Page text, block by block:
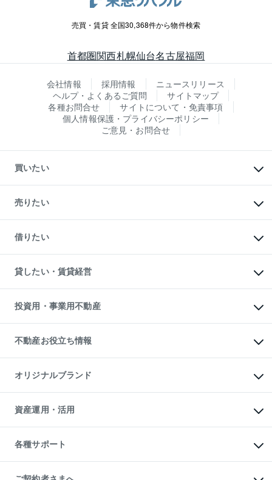
売買・賃貸 全国30,368件から物件検索
首都圏関西札幌仙台名古屋福岡
会社情報 採用情報
ニュースリリース
ヘルプ・よくあるご質問
サイトマップ
各種お問合せ
サイトについて・免責事項
個人情報保護・プライバシーポリシー
ご意見・お問合せ
買いたい
新築・分譲マンションの購入
中古マンションの購入
一戸建ての購入
中古一戸建ての購入
不動産購入の流れ
注目キーワード物件特集
購入ガイド
English 繁体中文簡体中文
売りたい
一戸建ての売却・査定
土地の売却・査定
スピードAI査定
不動産査定について
不動産売却の流れ
不動産買換えの流れ
売却ガイド
借りたい
オフィス・店舗の賃貸
借りるときの流れ
借りるガイド
貸したい・賃貸経営
マンション賃料データ
賃貸管理プラン
リロケーションについて
貸すガイド
投資用・事業用不動産
事業用不動産
マンション投資
投資用マンション
アパート経営
収益物件
ビル購入（ビル一棟）
投資用不動産の売却査定
事業用不動産の売却査定
不動産お役立ち情報
マンションライブラリー
人気マンションランキング
暮らしに役立つ不動産メディア
不動産相場・不動産価格情報
不動産コラム・ニュース
不動産用語集
不動産なんでもネット相談室
住まいの税金
オリジナルブランド
一棟リノベーションマンション
L`GENTE（ルジェンテ）
区分リノベーションマンション
投資用一棟レジデンスWELL
不動産小口投資
LEGACIA（レガシア）
資産運用・活用
不動産M&A
アセットマネジメント・出資
各種サポート
相続サポート